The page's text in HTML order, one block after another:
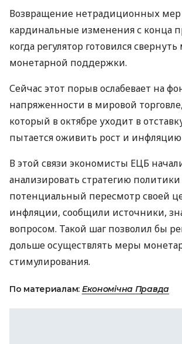
Возвращение нетрадиционных мер
кардинальные изменения с конца
когда регулятор готовился
монетарной поддержки.
Сейчас этот порыв ослабевает на
напряженности в мировой
который в октябре уходит в
пытается оживить рост и инфляцию
В этой связи экономисты ЕЦБ
анализировать стратегию политики
потенциальный пересмотр своей
инфляции, сообщили источники,
вопросом. Такой шаг позволил бы
дольше осуществлять меры
стимулирования.
По материалам: Економічна Правда